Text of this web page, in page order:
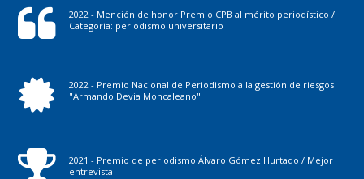
2022 - Mención de honor Premio CPB al mérito periodístico /
Categoría: periodismo universitario
2022 - Premio Nacional de Periodismo a la gestión de riesgos
"Armando Devia Moncaleano"
2021 - Premio de periodismo Álvaro Gómez Hurtado / Mejor
entrevista